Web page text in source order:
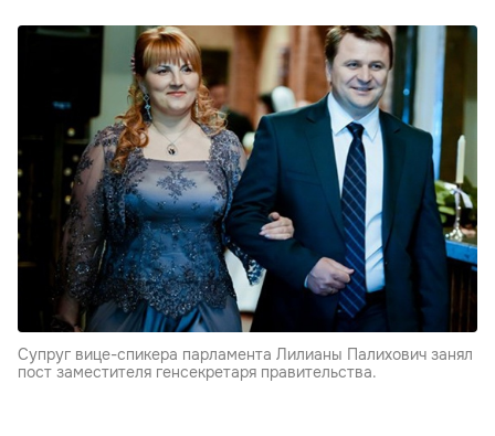
Супруг вице-спикера парламента Лилианы Палихович занял
пост заместителя генсекретаря правительства.